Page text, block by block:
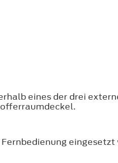
eines der drei